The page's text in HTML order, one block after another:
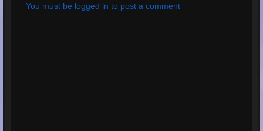
You must be logged in to post a comment